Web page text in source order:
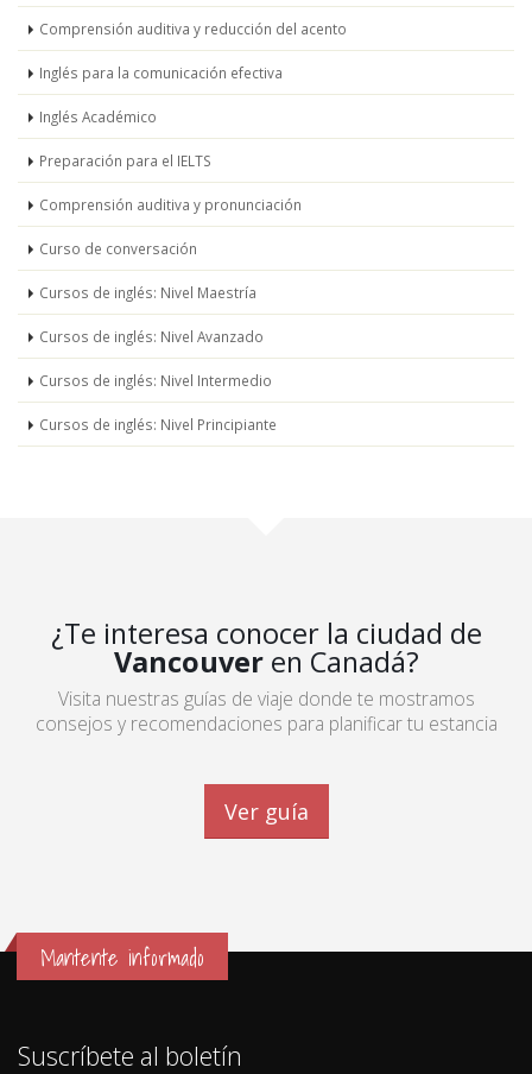
Comprensión auditiva y reducción del acento
Inglés para la comunicación efectiva
Inglés Académico
Preparación para el IELTS
Comprensión auditiva y pronunciación
Curso de conversación
Cursos de inglés: Nivel Maestría
Cursos de inglés: Nivel Avanzado
Cursos de inglés: Nivel Intermedio
Cursos de inglés: Nivel Principiante
¿Te interesa conocer la ciudad de
Vancouveren Canadá?
Visita nuestras guías de viaje donde te mostramos
consejos y recomendaciones para planificar tu estancia
Ver guía
Mantente informado
Suscríbete al boletín